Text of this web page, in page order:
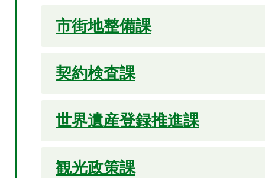
市街地整備課
契約検査課
世界遺産登録推進課
観光政策課